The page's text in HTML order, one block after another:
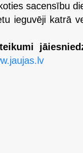
sacensību
ieguvēji katrā